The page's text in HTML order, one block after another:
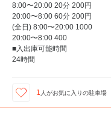
8:00〜20:00 20分 200円
20:00〜8:00 60分 200円
(全日) 8:00〜20:00 1000
20:00〜8:00 400
■入出庫可能時間
24時間
1 人がお気に入りの駐車場